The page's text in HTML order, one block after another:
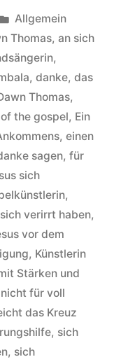
Veröffentlicht
unter
Allgemein
Thomas, an sich
,
, danke, das
Thomas,
the gospel, Ein
, einen
sagen, für
sich
,
verirrt haben,
vor dem
, Künstlerin
Stärken und
nicht für voll
das Kreuz
, sich
, sich